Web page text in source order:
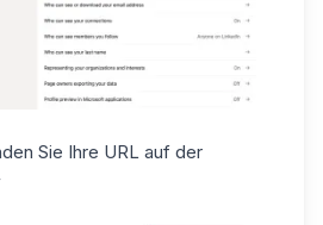
Sie Ihre URL auf der